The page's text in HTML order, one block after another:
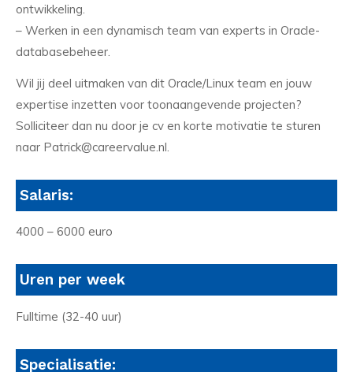
ontwikkeling.
– Werken in een dynamisch team van experts in Oracle-
databasebeheer.
Wil jij deel uitmaken van dit Oracle/Linux team en jouw
expertise inzetten voor toonaangevende projecten?
Solliciteer dan nu door je cv en korte motivatie te sturen
naar Patrick@careervalue.nl.
Salaris:
4000 – 6000 euro
Uren per week
Fulltime (32-40 uur)
Specialisatie: